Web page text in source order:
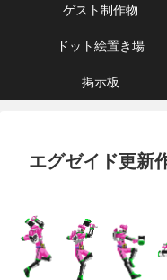
ゲスト制作物
ドット絵置き場
掲示板
エグゼイド更新